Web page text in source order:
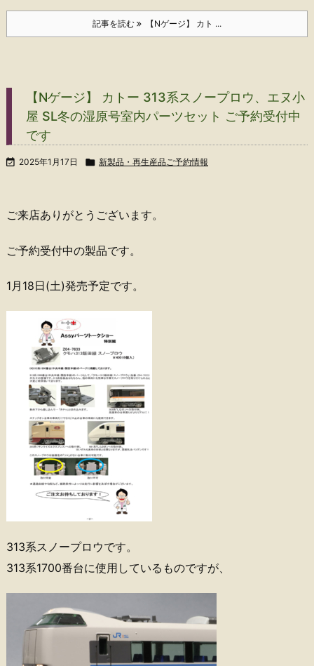
記事を読む 【Nゲージ】 カト ...
【Nゲージ】 カトー 313系スノープロウ、エヌ小
屋 SL冬の湿原号室内パーツセット ご予約受付中
です
 2025年1月17日  新製品・再生産品ご予約情報
ご来店ありがとうございます。
ご予約受付中の製品です。
1月18日(土)発売予定です。
313系スノープロウです。
313系1700番台に使用しているものですが、